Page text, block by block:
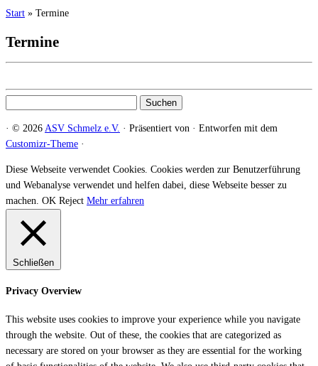
Start » Termine
Termine
· © 2026 ASV Schmelz e.V. · Präsentiert von · Entworfen mit dem
Customizr-Theme ·
Diese Webseite verwendet Cookies. Cookies werden zur Benutzerführung
und Webanalyse verwendet und helfen dabei, diese Webseite besser zu
machen. OK Reject Mehr erfahren
Schließen
Privacy Overview
This website uses cookies to improve your experience while you navigate
through the website. Out of these, the cookies that are categorized as
necessary are stored on your browser as they are essential for the working